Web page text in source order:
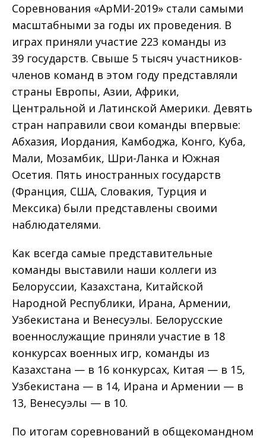
Соревнования «АрМИ-2019» стали самыми
масштабными за годы их проведения. В
играх приняли участие 223 команды из
39 государств. Свыше 5 тысяч участников-
членов команд в этом году представляли
страны Европы, Азии, Африки,
Центральной и Латинской Америки. Девять
стран направили свои команды впервые:
Абхазия, Иордания, Камбоджа, Конго, Куба,
Мали, Мозамбик, Шри-Ланка и Южная
Осетия. Пять иностранных государств
(Франция, США, Словакия, Турция и
Мексика) были представлены своими
наблюдателями.
Как всегда самые представительные
команды выставили наши коллеги из
Белоруссии, Казахстана, Китайской
Народной Республики, Ирана, Армении,
Узбекистана и Венесуэлы. Белорусские
военнослужащие приняли участие в 18
конкурсах военных игр, команды из
Казахстана — в 16 конкурсах, Китая — в 15,
Узбекистана — в 14, Ирана и Армении — в
13, Венесуэлы — в 10.
По итогам соревнований в общекомандном